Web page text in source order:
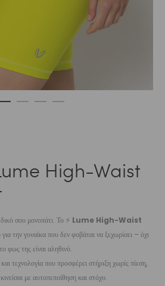
High-Waist
σου μονοπάτι. Το ⚡ Lume High-Waist
για την γυναίκα που δεν φοβάται να ξεχωρίσει – όχι
φως της είναι αληθινό.
που προσφέρει στήριξη χωρίς πίεση,
με αυτοπεποίθηση και στόχο.